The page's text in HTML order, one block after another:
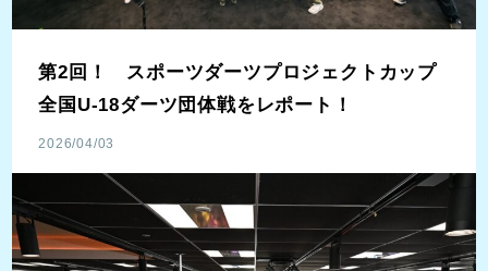
第2回！ スポーツダーツプロジェクトカップ
全国U-18ダーツ団体戦をレポート！
2026/04/03